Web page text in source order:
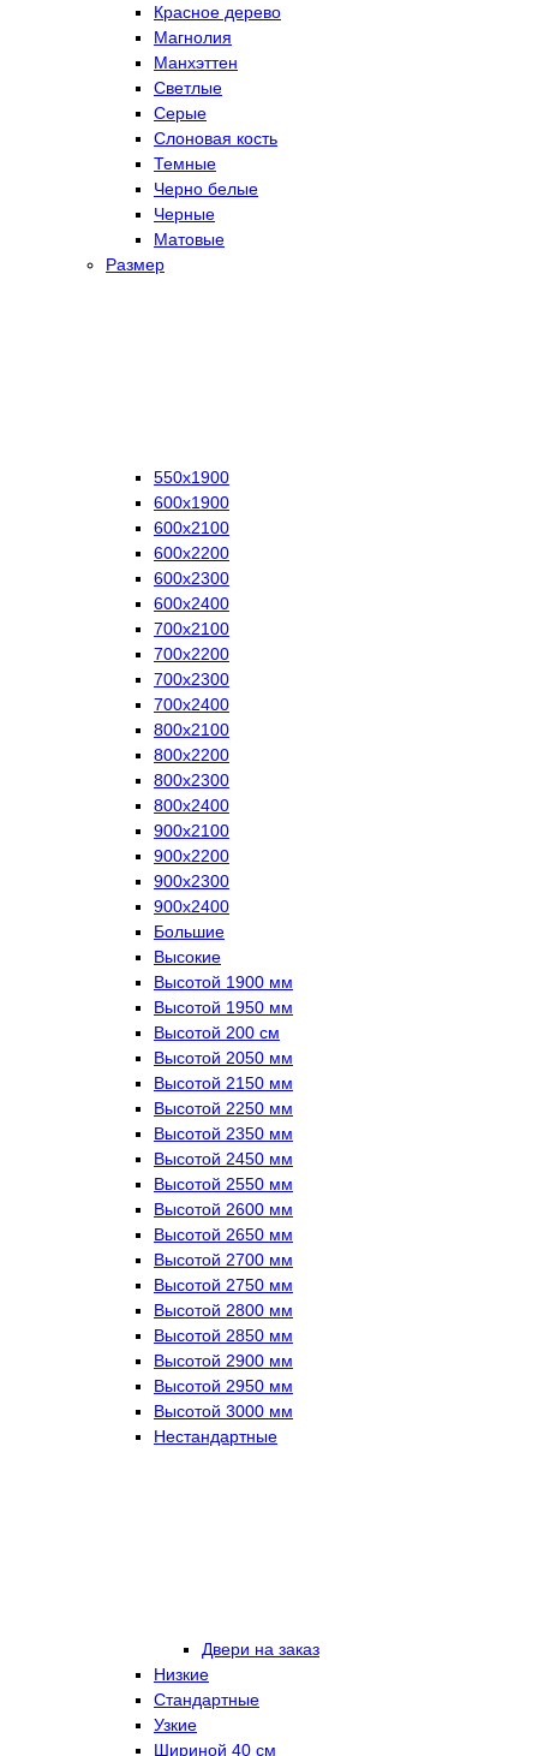
Красное дерево
Магнолия
Манхэттен
Светлые
Серые
Слоновая кость
Темные
Черно белые
Черные
Матовые
Размер
550х1900
600х1900
600х2100
600х2200
600х2300
600х2400
700х2100
700х2200
700х2300
700х2400
800х2100
800х2200
800х2300
800х2400
900х2100
900х2200
900х2300
900х2400
Большие
Высокие
Высотой 1900 мм
Высотой 1950 мм
Высотой 200 см
Высотой 2050 мм
Высотой 2150 мм
Высотой 2250 мм
Высотой 2350 мм
Высотой 2450 мм
Высотой 2550 мм
Высотой 2600 мм
Высотой 2650 мм
Высотой 2700 мм
Высотой 2750 мм
Высотой 2800 мм
Высотой 2850 мм
Высотой 2900 мм
Высотой 2950 мм
Высотой 3000 мм
Нестандартные
Двери на заказ
Низкие
Стандартные
Узкие
Шириной 40 см